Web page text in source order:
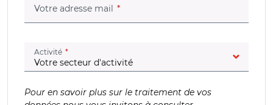
Votre adresse mail (champ obligatoire)
Activité (champ obligatoire)
Pour en savoir plus sur le traitement de vos